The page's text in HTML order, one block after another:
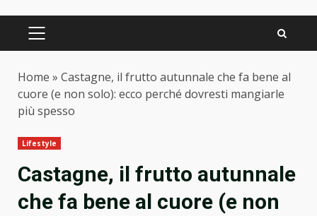
PRIMARY
Home » Castagne, il frutto autunnale che fa bene al
cuore (e non solo): ecco perché dovresti mangiarle
più spesso
Lifestyle
Castagne, il frutto autunnale
che fa bene al cuore (e non